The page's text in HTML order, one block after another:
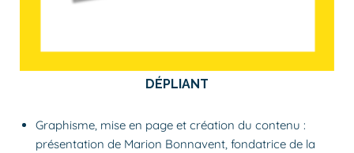
DÉPLIANT
Graphisme, mise en page et création du contenu :
présentation de Marion Bonnavent, fondatrice de la